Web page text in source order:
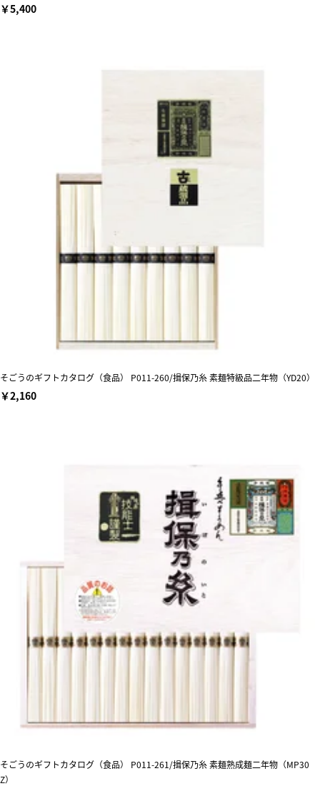
￥5,400
そごうのギフトカタログ（食品） P011-260/揖保乃糸 素麺特級品二年物（YD20）
￥2,160
そごうのギフトカタログ（食品） P011-261/揖保乃糸 素麺熟成麺二年物（MP30
Z）